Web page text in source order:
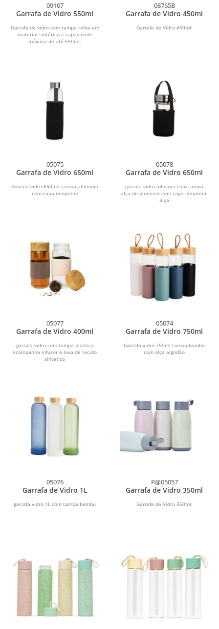
09107
Garrafa de Vidro 550ml
Garrafa de vidro com tampa rolha em
material sintético e capacidade
máxima de até 550ml.
08765B
Garrafa de Vidro 450ml
Garrafa de Vidro 450ml.
05075
Garrafa de Vidro 650ml
Garrafa vidro 650 ml tampa aluminio
com capa neoprene
05078
Garrafa de Vidro 650ml
garrafa vidro infusora com tampa
alça de aluminio com capa neoprene
alça
05077
Garrafa de Vidro 400ml
garrafa vidro com tampa plastica
acompanha infusor e luva de tecido
sintetico
05074
Garrafa de Vidro 750ml
Garrafa vidro 750ml tampa bambu
com alça algodão
05076
Garrafa de Vidro 1L
garrafa vidro 1L com tampa bambu
P@05057
Garrafa de Vidro 350ml
Garrafa de Vidro 350ml.